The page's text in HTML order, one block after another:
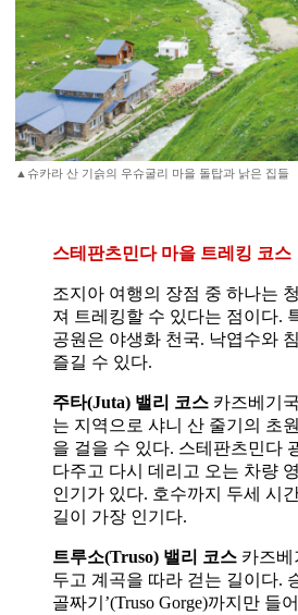
▲슈카라 산 기슭의 우슈굴리 마을 돌탑과 낡은 집들
스테판츠민다 마을 트레킹 코스
조지아 여행의 장점 중 하나는
져 트레킹할 수 있다는 점이다.
공원은 야생화 천국. 낙엽수와
즐길 수 있다.
주타(Juta) 밸리 코스 카즈베기
는 지역으로 샤니 산 줄기의 초
을 걸을 수 있다. 스테판츠민다
다주고 다시 데리고 오는 차량
인기가 있다. 호수까지 두세 시
길이 가장 인기다.
트루소(Truso) 밸리 코스 카즈베
두고 계곡을 따라 걷는 길이다.
골짜기’(Truso Gorge)까지만 들